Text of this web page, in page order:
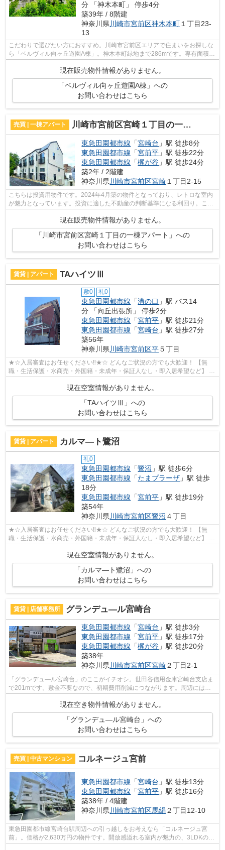
分 「神木本町」 停歩4分
築39年 / 8階建
神奈川県川崎市宮前区神木本町１丁目23-
13
こだわりで選びたい方におすすめ。川崎市宮前区エリアで住まいをお探しな
ら「ベルヴィル向ヶ丘遊園A棟」。神木本町緑地まで286mです。専有面積
現在販売物件情報がありません。
「ベルヴィル向ヶ丘遊園A棟」への
お問い合わせはこちら
売買 | 一棟アパート 川崎市宮前区宮崎１丁目の一棟アパート
東急田園都市線 「宮崎台 」駅 徒歩8分
東急田園都市線 「宮前平 」駅 徒歩22分
東急田園都市線 「梶が谷 」駅 徒歩24分
築2年 / 2階建
神奈川県 川崎市宮前区宮崎 １丁目2-15
こちらは投資用物件です。2024年4月築の物件となっており、レトロな室内
が魅力となっています。投資に適した不動産の判断基準になる利回り。こち
現在販売物件情報がありません。
「川崎市宮前区宮崎１丁目の一棟アパート」への
お問い合わせはこちら
賃貸 | アパート TAハイツⅢ
敷0 礼0
東急田園都市線 「溝の口 」駅 バス14
分 「向丘出張所」 停歩2分
東急田園都市線 「宮前平 」駅 徒歩21分
東急田園都市線 「宮崎台 」駅 徒歩27分
築56年
神奈川県 川崎市宮前区平５丁目
★☆入居審査はお任せください‼★☆ どんなご状況の方でも大歓迎！ 【無
職・生活保護・水商売・外国籍・未成年・保証人なし・即入居希望など】 ネ
ット非公開の物件からもお探し致します‼ ...
現在空室情報がありません。
「TAハイツⅢ」への
お問い合わせはこちら
賃貸 | アパート カルマ―ト鷺沼
礼0
東急田園都市線 「鷺沼 」駅 徒歩6分
東急田園都市線 「たまプラーザ 」駅 徒歩
18分
東急田園都市線 「宮前平 」駅 徒歩19分
築54年
神奈川県川崎市宮前区鷺沼 ４丁目
★☆入居審査はお任せください‼★☆ どんなご状況の方でも大歓迎！ 【無
職・生活保護・水商売・外国籍・未成年・保証人なし・即入居希望など】 ネ
現在空室情報がありません。
「カルマ―ト鷺沼」への
お問い合わせはこちら
賃貸 | 店舗事務所 グランデュ―ル宮崎台
東急田園都市線 「宮崎台 」駅 徒歩3分
東急田園都市線 「宮前平 」駅 徒歩17分
東急田園都市線 「梶が谷 」駅 徒歩20分
築38年
神奈川県川崎市宮前区宮崎２丁目2-1
「グランデュ―ル宮崎台」のここがイチオシ。世田谷信用金庫宮崎台支店ま
で201mです。敷金不要なので、初期費用削減につながります。周辺には、
現在空き物件情報がありません。
「グランデュ―ル宮崎台」への
お問い合わせはこちら
売買 | 中古マンション コルネージュ宮前
東急田園都市線 「宮崎台 」駅 徒歩13分
東急田園都市線 「宮前平 」駅 徒歩16分
築38年 / 4階建
神奈川県 川崎市宮前区馬絹２丁目12-10
東急田園都市線宮崎台駅周辺への引っ越しをお考えなら「コルネージュ宮
前」。価格が2,630万円の物件です。開放感溢れる室内が魅力の、3LDKの物
件はこちらです。ニーズのある南東向きの...